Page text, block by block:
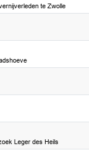
te Zwolle
Leger des Heils